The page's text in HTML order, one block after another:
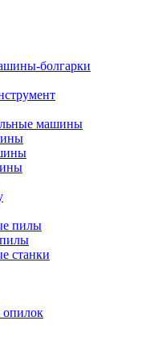
болгарки
машины
пилы
станки
опилок